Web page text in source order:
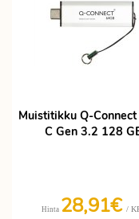
Muistitikku Q-
C Gen 3.2 128
Hinta 28,91€ /